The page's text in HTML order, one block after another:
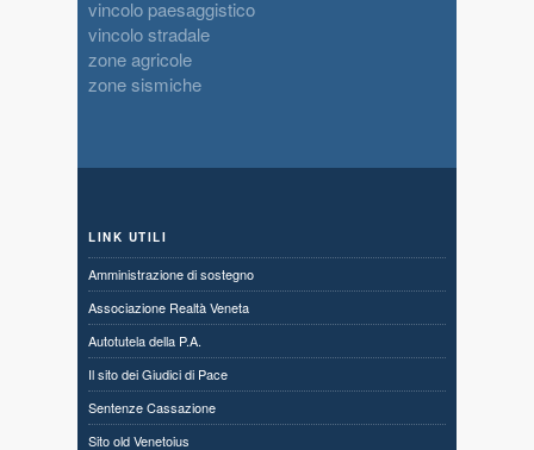
vincolo paesaggistico
vincolo stradale
zone agricole
zone sismiche
LINK UTILI
Amministrazione di sostegno
Associazione Realtà Veneta
Autotutela della P.A.
Il sito dei Giudici di Pace
Sentenze Cassazione
Sito old Venetoius